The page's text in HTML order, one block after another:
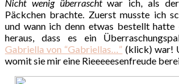
Nicht wenig überraschtwar ich, als
Päckchen brachte. Zuerst musste ich
und wann ich denn etwas bestellt
heraus, dass es ein
Gabriella von “Gabriellas…” (klick) war!
womit sie mir eine Rieeeeesenfreude